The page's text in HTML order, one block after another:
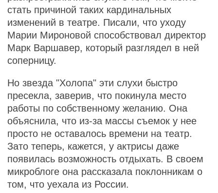
стать причиной таких кардинальных
изменений в театре. Писали, что уходу
Марии Мироновой способствовал директор
Марк Варшавер, который разглядел в ней
соперницу.
Но звезда "Холопа" эти слухи быстро
пресекла, заверив, что покинула место
работы по собственному желанию. Она
объяснила, что из-за массы съемок у нее
просто не оставалось времени на театр.
Зато теперь, кажется, у актрисы даже
появилась возможность отдыхать. В своем
микроблоге она рассказала поклонникам о
том, что уехала из России.